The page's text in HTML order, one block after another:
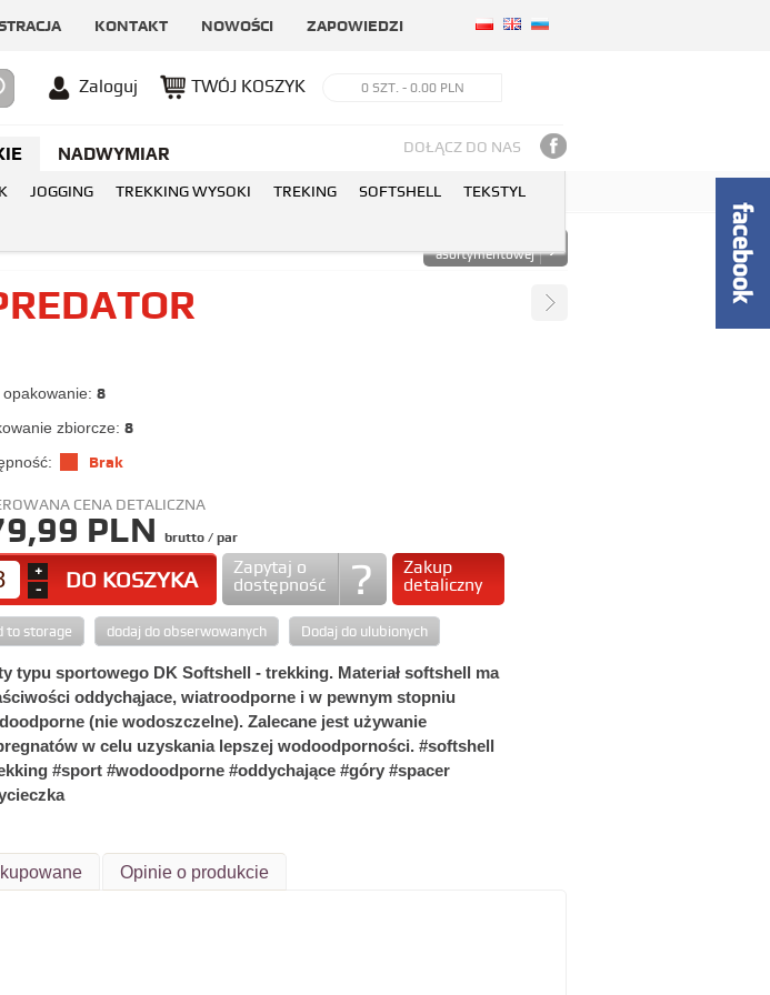
KONTAKT NOWOŚCI ZAPOWIEDZI
Zaloguj TWÓJ KOSZYK 0 SZT.- 0.00 PLN
DOŁĄCZ DO NAS
JOGGING TREKKING WYSOKI TREKING SOFTSHELL TEKSTYL
NADWYMIAR
asortymentowej
opakowanie: 8
zbiorcze: 8
Brak
CENA DETALICZNA
PLN brutto / par
+
-
DO KOSZYKA
Zapytaj o
dostępność
Zakup
detaliczny
to storage dodaj do obserwowanych Dodaj do ulubionych
typu sportowego DK Softshell - trekking. Materiał softshell ma
oddychąjace, wiatroodporne i w pewnym stopniu
(nie wodoszczelne). Zalecane jest używanie
w celu uzyskania lepszej wodoodporności. #softshell
#sport #wodoodporne #oddychające #góry #spacer
Opinie o produkcie